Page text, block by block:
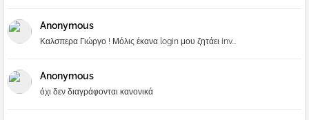
Anonymous
Καλσπερα Γιώργο ! Μόλις έκανα login μου ζητάει inv...
Anonymous
όχι δεν διαγράφονται κανονικά